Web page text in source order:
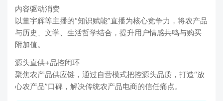
内容驱动消费
以董宇辉等主播的“知识赋能”直播为核心竞争力，将农产品
与历史、文学、生活哲学结合，提升用户情感共鸣与购买
附加值。
源头直供+品控闭环
聚焦农产品供应链，通过自营模式把控源头品质，打造“放
心农产品”口碑，解决传统农产品电商的信任痛点。